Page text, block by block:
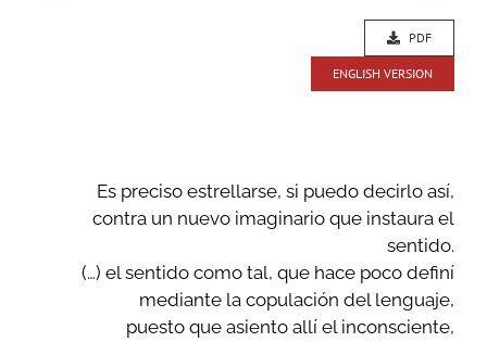
PDF
ENGLISH VERSION
Es preciso estrellarse, si puedo decirlo así,
contra un nuevo imaginario que instaura el
sentido.
(…) el sentido como tal, que hace poco definí
mediante la copulación del lenguaje,
puesto que asiento allí el inconsciente,